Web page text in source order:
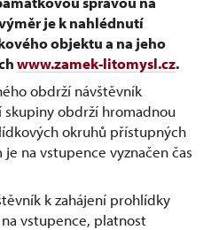
je k nahlédnutí
objektu a na jeho
www.zamek-litomysl.cz.
obdrží návštěvník
obdrží hromadnou
okruhů přístupných
na vstupence vyznačen čas
k zahájení prohlídky
vstupence, platnost